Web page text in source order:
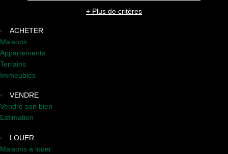
+ Plus de critères
ACHETER
Maisons
Appartements
Terrains
Immeubles
VENDRE
Vendre son bien
Estimation
LOUER
Maisons à louer